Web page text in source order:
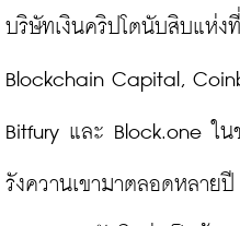
บริษัทเงินคริปโตนับสิบแห่ง
Blockchain Capital,
Bitfury และ Block.one ใ
รังควานเขามาตลอดหลาย